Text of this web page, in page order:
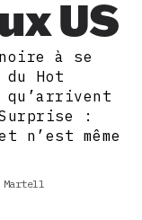
US
à se
Hot
qu’arrivent
:
n’est même
Martell